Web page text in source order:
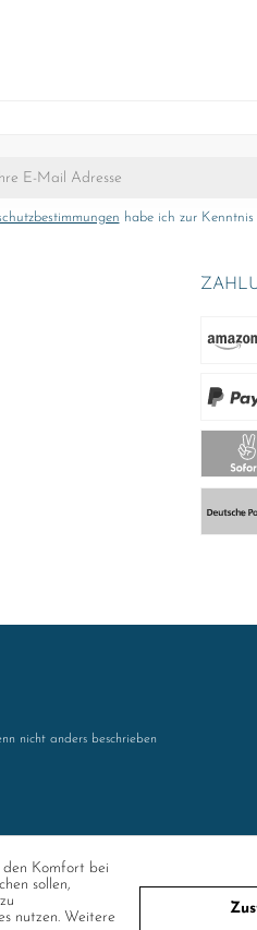
habe ich zur Kenntnis
nicht anders beschrieben
den Komfort bei
sollen,
nutzen. Weitere